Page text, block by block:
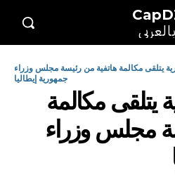
بالعربي
يتلقى مكالمة هاتفية من رئيسة مجلس وزراء
جمهورية إيطاليا
يتلقى مكالمة
مجلس وزراء